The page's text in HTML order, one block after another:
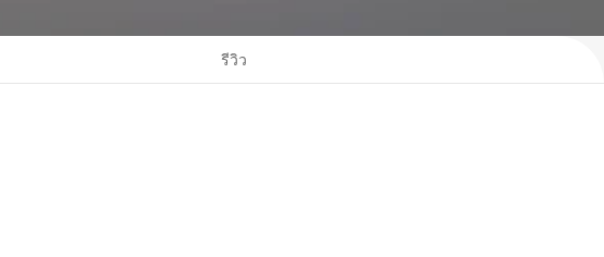
รีวิว